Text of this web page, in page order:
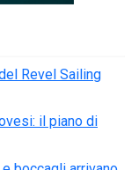
Revel Sailing
il piano di